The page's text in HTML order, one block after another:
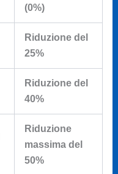
(0%)
Riduzione del
25%
Riduzione del
40%
Riduzione
massima del
50%